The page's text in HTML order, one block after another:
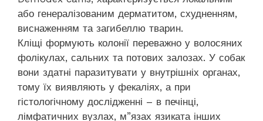
або генералізованим дерматитом, схудненням,
виснаженням та загибеллю тварин.
Кліщі формують колонії переважно у волосяних
фолікулах, сальних та потових залозах. У собак
вони здатні паразитувати у внутрішніх органах,
тому їх виявляють у фекаліях, а при
гістологічному дослідженні – в печінці,
лімфатичних вузлах, м”язах язиката інших